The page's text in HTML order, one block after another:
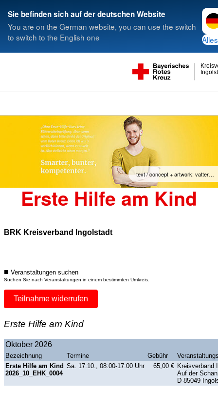
Sie befinden sich auf der deutschen Website
You are on the German website, you can use the switch
to switch to the English one
text / concept + artwork: vatter…
Erste Hilfe am Kind